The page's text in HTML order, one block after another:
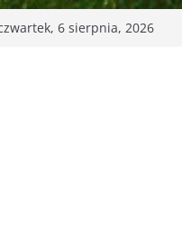
6 sierpnia, 2026